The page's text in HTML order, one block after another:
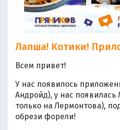
Лапша! Котики!
Всем привет!
У нас появилось
Андройд), у нас
только на Лермонтова),
обрези форели!